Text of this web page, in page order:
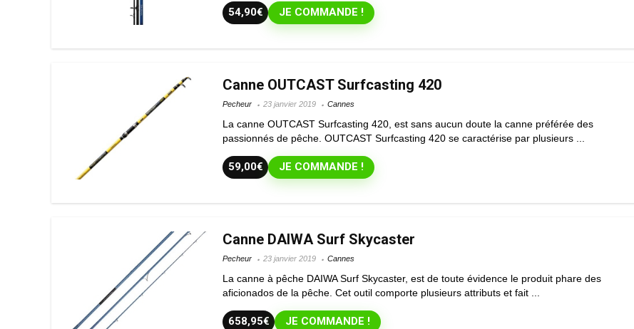
54,90€ JE COMMANDE !
Canne OUTCAST Surfcasting 420
Pecheur 23 janvier 2019 Cannes
La canne OUTCAST Surfcasting 420, est sans aucun doute la canne préférée des
passionnés de pêche. OUTCAST Surfcasting 420 se caractérise par plusieurs ...
59,00€ JE COMMANDE !
Canne DAIWA Surf Skycaster
Pecheur 23 janvier 2019 Cannes
La canne à pêche DAIWA Surf Skycaster, est de toute évidence le produit phare des
aficionados de la pêche. Cet outil comporte plusieurs attributs et fait ...
658,95€ JE COMMANDE !